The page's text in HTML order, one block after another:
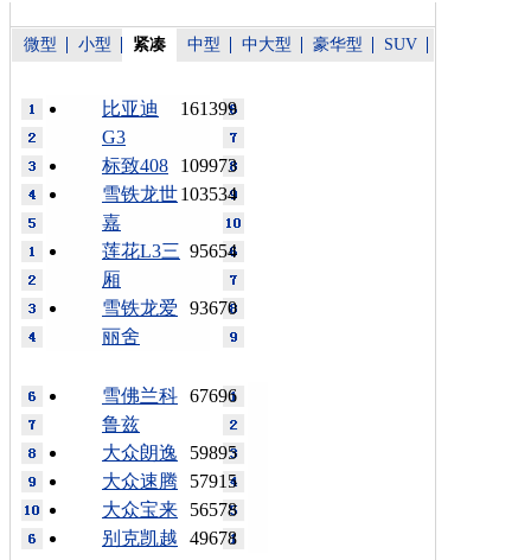
微型 小型 紧凑 中型 中大型 豪华型 SUV
161399
比亚迪
G3
109973
标致408
103534
雪铁龙世
嘉
95654
莲花L3三
厢
93670
雪铁龙爱
丽舍
67696
雪佛兰科
鲁兹
59895
大众朗逸
57915
大众速腾
56578
大众宝来
49678
别克凯越